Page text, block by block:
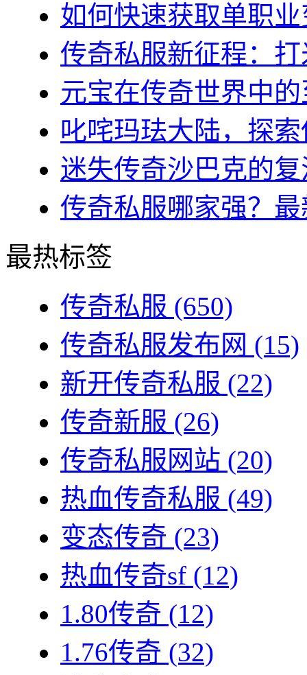
如何快速获取单职
传奇私服新征程：
元宝在传奇世界中
叱咤玛珐大陆，探
迷失传奇沙巴克的
传奇私服哪家强？
最热标签
传奇私服 (650)
传奇私服发布网 (15)
新开传奇私服 (22)
传奇新服 (26)
传奇私服网站 (20)
热血传奇私服 (49)
变态传奇 (23)
热血传奇sf (12)
1.80传奇 (12)
1.76传奇 (32)